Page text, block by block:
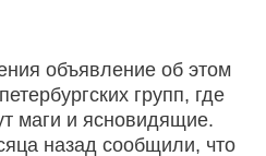
объявление об этом
групп, где
маги и ясновидящие.
назад сообщили, что